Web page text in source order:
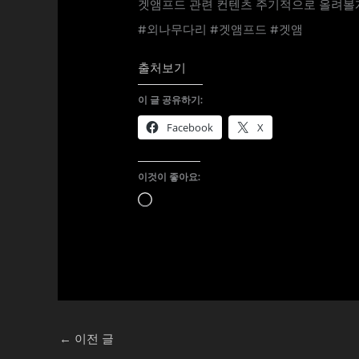
겟앰프드 관련 컨텐츠 주기적으로 올려볼
#외나무다리 #겟앰프드 #겟앰
출처보기
이 글 공유하기:
Facebook X
이것이 좋아요:
로
← 이전 글